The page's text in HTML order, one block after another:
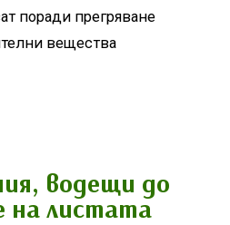
поради прегряване
вещества
водещи до
на листата